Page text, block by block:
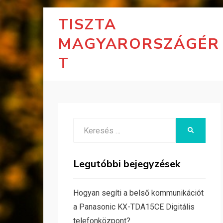
TISZTA
MAGYARORSZÁGÉR
T
Legutóbbi bejegyzések
Hogyan segíti a belső kommunikációt
a Panasonic KX-TDA15CE Digitális
telefonközpont?